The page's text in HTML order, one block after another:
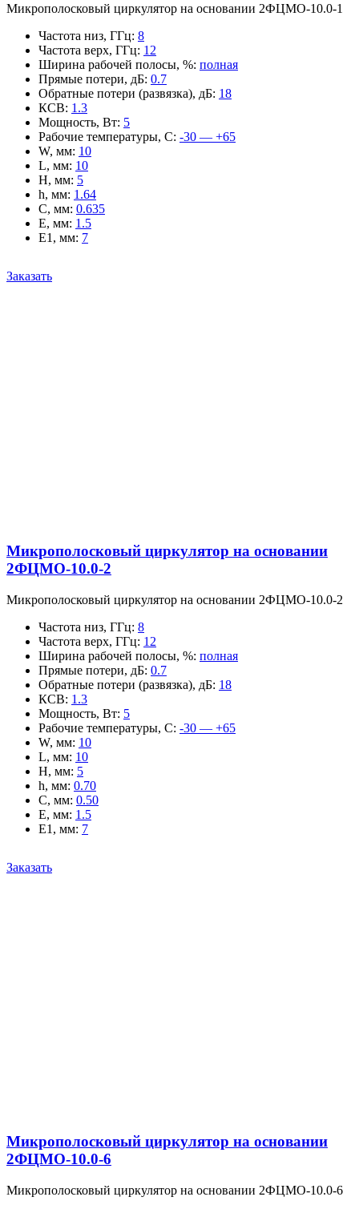
Микрополосковый циркулятор на основании 2ФЦМО-10.0-1
Частота низ, ГГц: 8
Частота верх, ГГц: 12
Ширина рабочей полосы, %: полная
Прямые потери, дБ: 0.7
Обратные потери (развязка), дБ: 18
КСВ: 1.3
Мощность, Вт: 5
Рабочие температуры, С: -30 — +65
W, мм: 10
L, мм: 10
H, мм: 5
h, мм: 1.64
C, мм: 0.635
E, мм: 1.5
E1, мм: 7
Заказать
Микрополосковый циркулятор на основании
2ФЦМО-10.0-2
Микрополосковый циркулятор на основании 2ФЦМО-10.0-2
Частота низ, ГГц: 8
Частота верх, ГГц: 12
Ширина рабочей полосы, %: полная
Прямые потери, дБ: 0.7
Обратные потери (развязка), дБ: 18
КСВ: 1.3
Мощность, Вт: 5
Рабочие температуры, С: -30 — +65
W, мм: 10
L, мм: 10
H, мм: 5
h, мм: 0.70
C, мм: 0.50
E, мм: 1.5
E1, мм: 7
Заказать
Микрополосковый циркулятор на основании
2ФЦМО-10.0-6
Микрополосковый циркулятор на основании 2ФЦМО-10.0-6